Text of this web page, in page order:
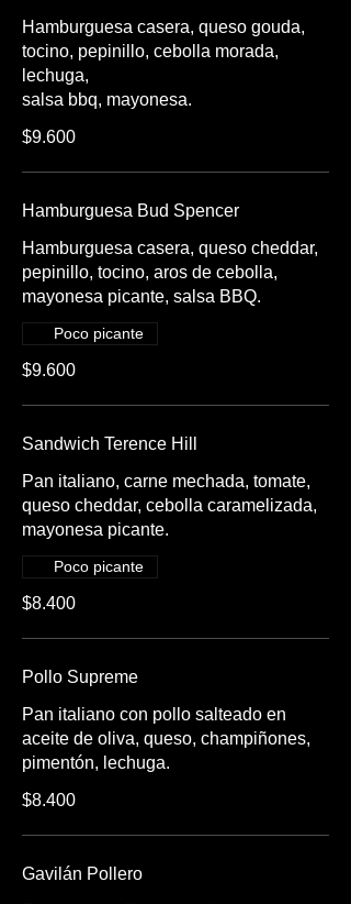
Hamburguesa casera, queso gouda,
tocino, pepinillo, cebolla morada,
lechuga,
$9.600
Hamburguesa Bud Spencer
Hamburguesa casera, queso cheddar,
pepinillo, tocino, aros de cebolla,
mayonesa picante, salsa BBQ.
$9.600
Poco picante
Sandwich Terence Hill
Pan italiano, carne mechada, tomate,
queso cheddar, cebolla caramelizada,
mayonesa picante.
$8.400
Poco picante
Pollo Supreme
Pan italiano con pollo salteado en
aceite de oliva, queso, champiñones,
$8.400
Gavilán Pollero